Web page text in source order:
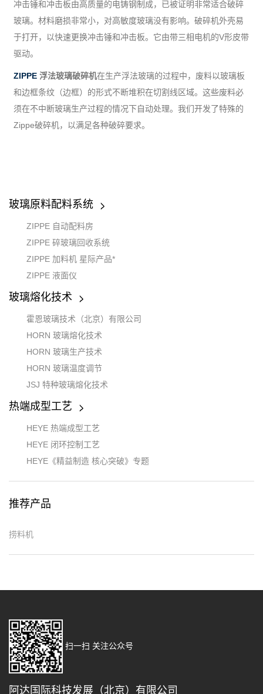
冲击锤和冲击板由高质量的电铸钢制成，已被证明非常适合破碎
玻璃。材料磨损非常小，对高敏度玻璃没有影响。破碎机外壳易
于打开，以快速更换冲击锤和冲击板。它由带三相电机的V形皮带
驱动。
ZIPPE 浮法玻璃破碎机在生产浮法玻璃的过程中，废料以玻璃板
和边框条纹（边框）的形式不断堆积在切割线区域。这些废料必
须在不中断玻璃生产过程的情况下自动处理。我们开发了特殊的
Zippe破碎机，以满足各种破碎要求。
玻璃原料配料系统
ZIPPE 自动配料房
ZIPPE 碎玻璃回收系统
ZIPPE 加料机 星际产品*
ZIPPE 液面仪
玻璃熔化技术
霍恩玻璃技术（北京）有限公司
HORN 玻璃熔化技术
HORN 玻璃生产技术
HORN 玻璃温度调节
JSJ 特种玻璃熔化技术
热端成型工艺
HEYE 热端成型工艺
HEYE 闭环控制工艺
HEYE《精益制造 核心突破》专题
推荐产品
捞料机
扫一扫 关注公众号
阿达国际科技发展（北京）有限公司